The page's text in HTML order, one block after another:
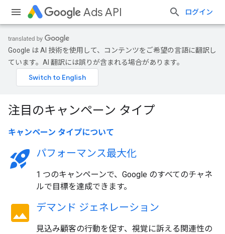
Ads API ログイン
Google は AI 技術を使用して、コンテンツをご希望の言語に翻訳し
ています。AI 翻訳には誤りが含まれる場合があります。
注目のキャンペーン タイプ
キャンペーン タイプについて
rocket_launch パフォーマンス最大化
1 つのキャンペーンで、Google のすべてのチャネ
ルで目標を達成できます。
image デマンド ジェネレーション
見込み顧客の行動を促す、視覚に訴える関連性の